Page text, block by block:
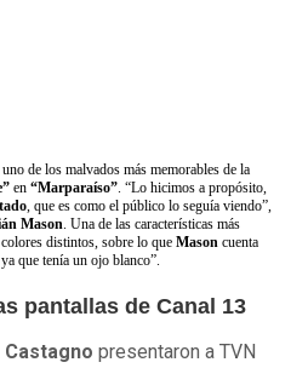
de los malvados más memorables de la
en “Marparaíso”. “Lo hicimos a propósito,
, que es como el público lo seguía viendo”,
Mason. Una de las características más
distintos, sobre lo que Mason cuenta
que tenía un ojo blanco”.
pantallas de Canal 13
Castagno presentaron a TVN